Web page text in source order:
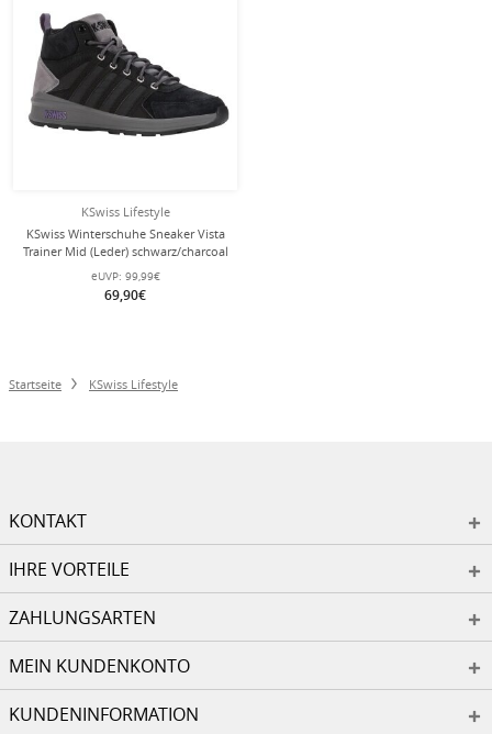
KSwiss Lifestyle
KSwiss Winterschuhe Sneaker Vista
Trainer Mid (Leder) schwarz/charcoal
eUVP: 99,99€
69,90€
Startseite KSwiss Lifestyle
KONTAKT
IHRE VORTEILE
ZAHLUNGSARTEN
MEIN KUNDENKONTO
KUNDENINFORMATION